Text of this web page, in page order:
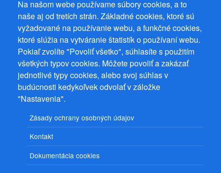
Na našom webe používame súbory cookies, a to
naše aj od tretích strán. Základné cookies, ktoré sú
vyžadované na používanie webu, a funkčné cookies,
ktoré slúžia na vytváranie štatistík o používaní webu.
Pokiaľ zvolíte "Povoliť všetko", súhlasíte s použitím
všetkých typov cookies. Môžete povoliť a zakázať
jednotlivé typy cookies, alebo svoj súhlas v
budúcnosti kedykoľvek odvolať v záložke
"Nastavenia".
Zásady ochrany osobných údajov
Kontakt
Dokumentácia cookies
Prevádzkovateľ: Mgr. Bc. Žaneta Radimecká, MBA, Ostrov 256, 561
22 Ostrov, IČ 08993033, DIČ CZ9161263958
© 2026PuzzleWebss.r.o.